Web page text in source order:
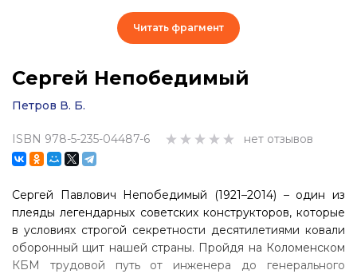
Сергей Непобедимый
Петров В. Б.
ISBN 978-5-235-04487-6 нет отзывов
Сергей Павлович Непобедимый (1921–2014) – один из
плеяды легендарных советских конструкторов, которые
в условиях строгой секретности десятилетиями ковали
оборонный щит нашей страны. Пройдя на Коломенском
КБМ трудовой путь от инженера до генерального
Читать фрагмент